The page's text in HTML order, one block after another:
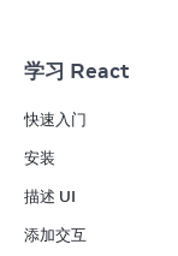
学习 React
快速入门
安装
描述 UI
添加交互